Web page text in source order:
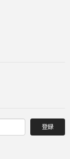
ッとして見え
NCLLW ホイッスルネックレス / NCLLW Whistle Necklace
登録